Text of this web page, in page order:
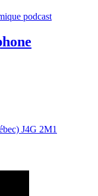
J4G 2M1